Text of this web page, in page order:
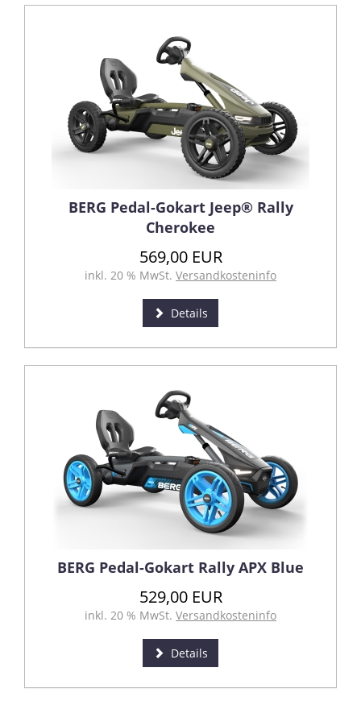
BERG Pedal-Gokart Jeep® Rally
Cherokee
569,00 EUR
inkl. 20 % MwSt. Versandkosteninfo
Details
BERG Pedal-Gokart Rally APX Blue
529,00 EUR
inkl. 20 % MwSt. Versandkosteninfo
Details